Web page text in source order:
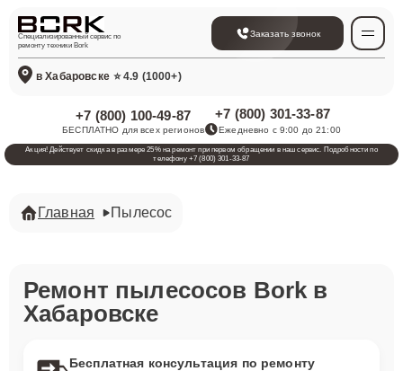
Специализированный сервис по
ремонту техники Bork
Заказать звонок
в Хабаровске ⭐ 4.9 (1000+)
+7 (800) 100-49-87
БЕСПЛАТНО для всех регионов
+7 (800) 301-33-87
Ежедневно с 9:00 до 21:00
Акция! Действует скидка в размере 25% на ремонт при первом обращении в наш сервис. Подробности по
телефону +7 (800) 301-33-87
Главная Пылесос
Ремонт пылесосов Bork в
Хабаровске
Бесплатная консультация по ремонту